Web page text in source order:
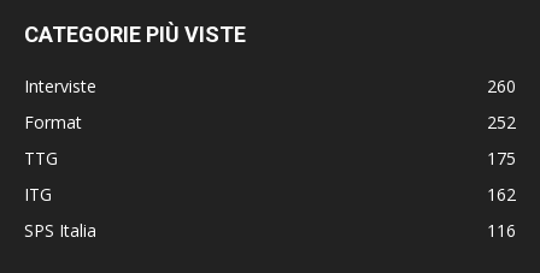
CATEGORIE PIÙ VISTE
Interviste
260
Format
252
TTG
175
ITG
162
SPS Italia
116